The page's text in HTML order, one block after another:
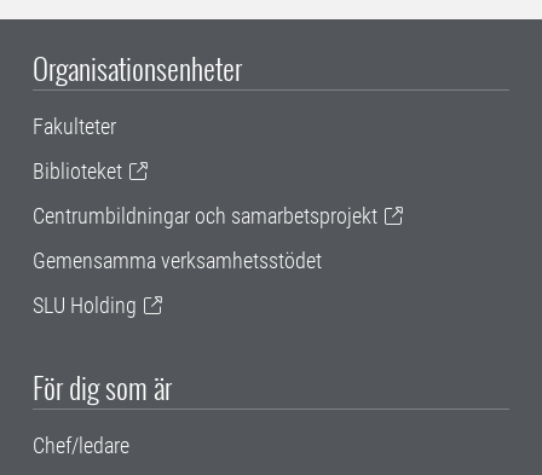
Organisationsenheter
Fakulteter
Biblioteket
Centrumbildningar och samarbetsprojekt
Gemensamma verksamhetsstödet
SLU Holding
För dig som är
Chef/ledare